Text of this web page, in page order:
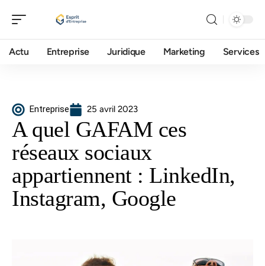
Actu Entreprise Juridique Marketing Services
Entreprise 25 avril 2023
A quel GAFAM ces
réseaux sociaux
appartiennent : LinkedIn,
Instagram, Google